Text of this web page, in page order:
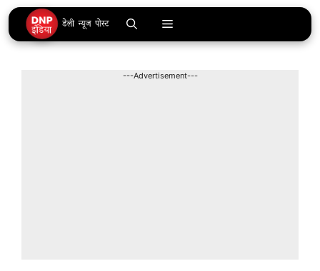
Skip
to
content
Menu
---Advertisement---